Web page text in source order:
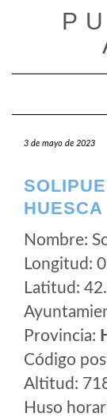
3 de mayo de 2023
HUESCA
Nombre:
Longitud:
Latitud:
Provincia:
Código
Altitud:
Huso